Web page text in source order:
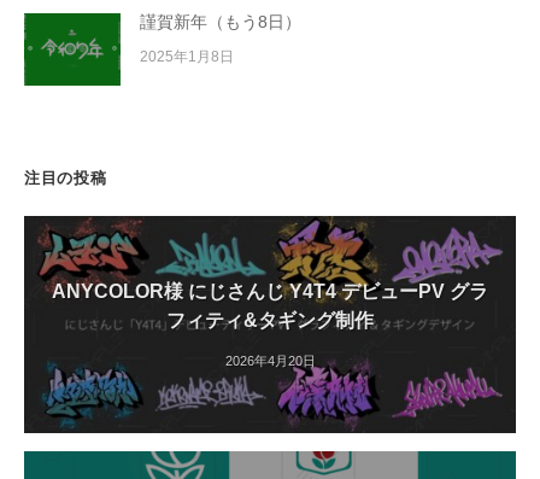
謹賀新年（もう8日）
2025年1月8日
注目の投稿
ANYCOLOR様 にじさんじ Y4T4 デビューPV グラ
フィティ&タギング制作
2026年4月20日